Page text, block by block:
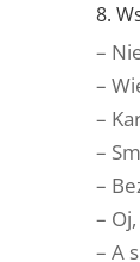
8.
–
–
–
–
–
–
– A